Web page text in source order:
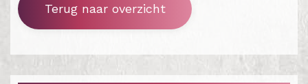
Terug naar overzicht